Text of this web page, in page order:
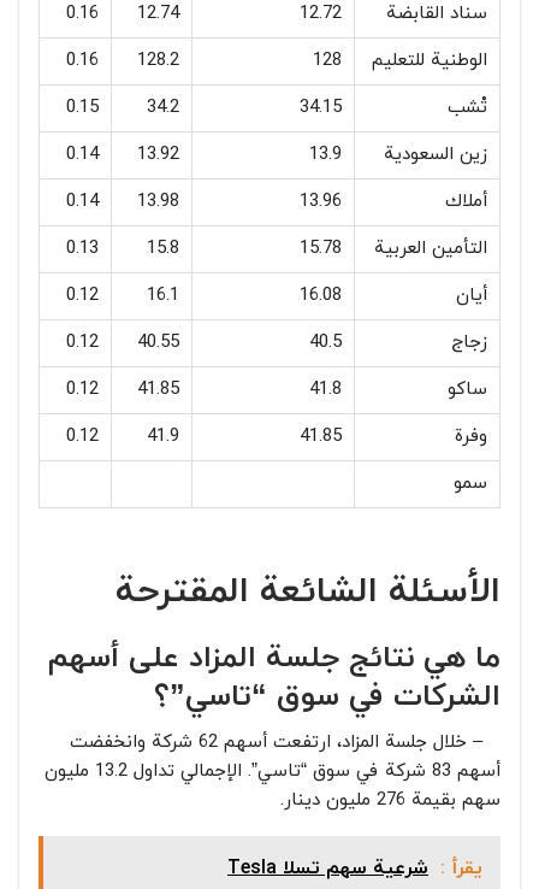
سناد القابضة
12.72
12.74
0.16
الوطنية للتعليم
128
128.2
0.16
تْشب
34.15
34.2
0.15
زين السعودية
13.9
13.92
0.14
أملاك
13.96
13.98
0.14
التأمين العربية
15.78
15.8
0.13
أيان
16.08
16.1
0.12
زجاج
40.5
40.55
0.12
ساكو
41.8
41.85
0.12
وفرة
41.85
41.9
0.12
سمو
الأسئلة الشائعة المقترحة
ما هي نتائج جلسة المزاد على أسهم
الشركات في سوق “تاسي”؟
– خلال جلسة المزاد، ارتفعت أسهم 62 شركة وانخفضت
أسهم 83 شركة في سوق “تاسي”. الإجمالي تداول 13.2 مليون
سهم بقيمة 276 مليون دينار.
يقرأ : شرعية سهم تسلا Tesla